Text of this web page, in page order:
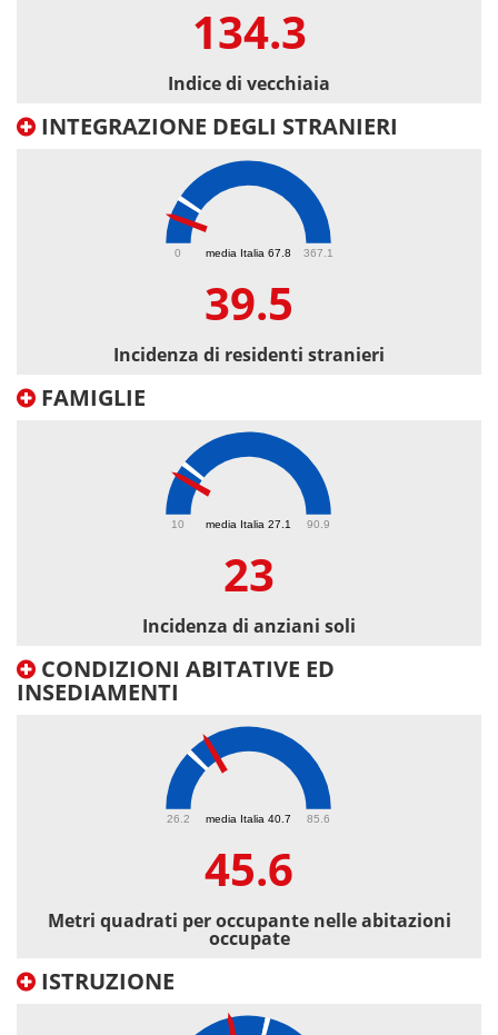
134.3
Indice di vecchiaia
INTEGRAZIONE DEGLI STRANIERI
media Italia 67.8
0 367.1
39.5
Incidenza di residenti stranieri
FAMIGLIE
media Italia 27.1
10 90.9
23
Incidenza di anziani soli
CONDIZIONI ABITATIVE ED
INSEDIAMENTI
media Italia 40.7
26.2 85.6
45.6
Metri quadrati per occupante nelle abitazioni
occupate
ISTRUZIONE